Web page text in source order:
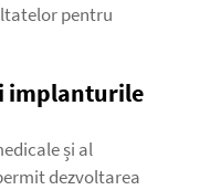
pentru
implanturile
și al
dezvoltarea